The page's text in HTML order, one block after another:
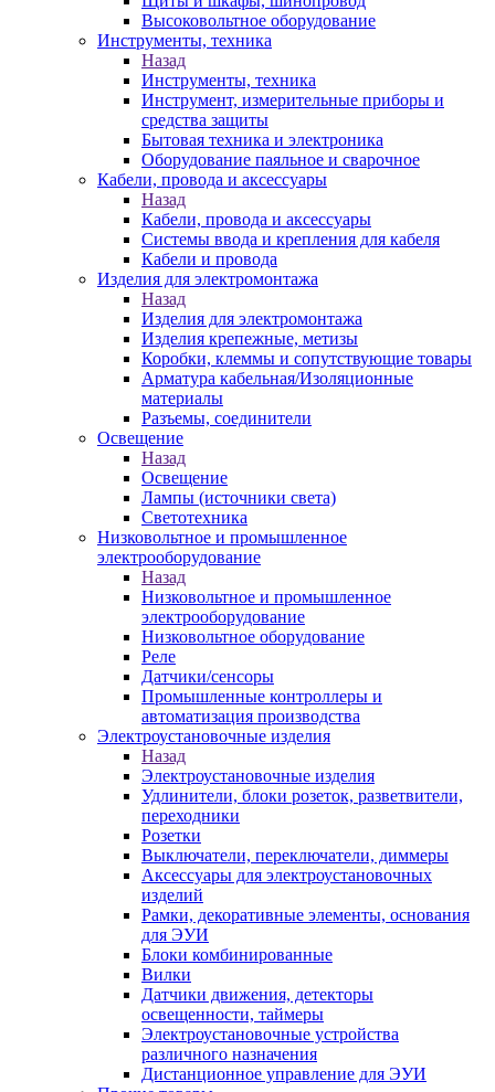
Высоковольтное оборудование
Инструменты, техника
Назад
Инструменты, техника
Инструмент, измерительные приборы и
средства защиты
Бытовая техника и электроника
Оборудование паяльное и сварочное
Кабели, провода и аксессуары
Назад
Кабели, провода и аксессуары
Системы ввода и крепления для кабеля
Кабели и провода
Изделия для электромонтажа
Назад
Изделия для электромонтажа
Изделия крепежные, метизы
Коробки, клеммы и сопутствующие товары
Арматура кабельная/Изоляционные
материалы
Разъемы, соединители
Освещение
Назад
Освещение
Лампы (источники света)
Светотехника
Низковольтное и промышленное
электрооборудование
Назад
Низковольтное и промышленное
электрооборудование
Низковольтное оборудование
Реле
Датчики/сенсоры
Промышленные контроллеры и
автоматизация производства
Электроустановочные изделия
Назад
Электроустановочные изделия
Удлинители, блоки розеток, разветвители,
переходники
Розетки
Выключатели, переключатели, диммеры
Аксессуары для электроустановочных
изделий
Рамки, декоративные элементы, основания
для ЭУИ
Блоки комбинированные
Вилки
Датчики движения, детекторы
освещенности, таймеры
Электроустановочные устройства
различного назначения
Дистанционное управление для ЭУИ